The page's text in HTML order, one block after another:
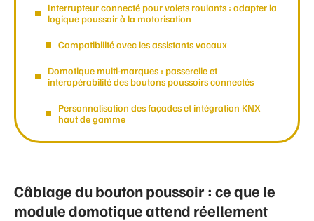
Interrupteur connecté pour volets roulants : adapter la
logique poussoir à la motorisation
Compatibilité avec les assistants vocaux
Domotique multi-marques : passerelle et
interopérabilité des boutons poussoirs connectés
Personnalisation des façades et intégration KNX
haut de gamme
Câblage du bouton poussoir : ce que le
module domotique attend réellement